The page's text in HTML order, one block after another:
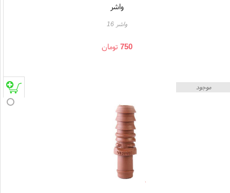
واشر
واشر 16
750تومان
موجود